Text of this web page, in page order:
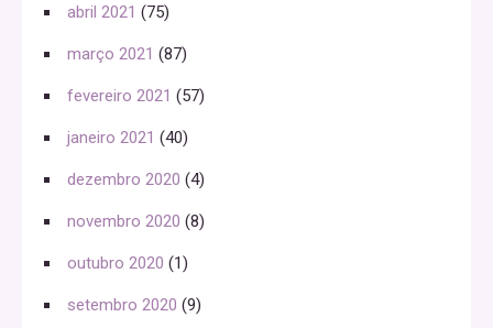
abril 2021 (75)
março 2021 (87)
fevereiro 2021 (57)
janeiro 2021 (40)
dezembro 2020 (4)
novembro 2020 (8)
outubro 2020 (1)
setembro 2020 (9)